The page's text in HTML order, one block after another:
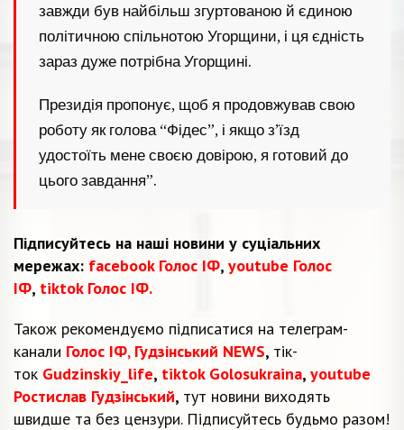
завжди був найбільш згуртованою й єдиною
політичною спільнотою Угорщини, і ця єдність
зараз дуже потрібна Угорщині.
Президія пропонує, щоб я продовжував свою
роботу як голова “Фідес”, і якщо з’їзд
удостоїть мене своєю довірою, я готовий до
цього завдання”.
Підписуйтесь на наші новини у суціальних
мережах: facebook Голос ІФ, youtube Голос
ІФ, tiktok Голос ІФ.
Також рекомендуємо підписатися на телеграм-
канали Голос ІФ, Гудзінський NEWS, тік-
ток Gudzinskiy_life, tiktok Golosukraina, youtube
Ростислав Гудзінський, тут новини виходять
швидше та без цензури. Підписуйтесь будьмо разом!